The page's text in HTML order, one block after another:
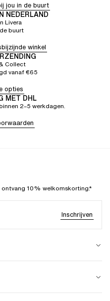
jou in de buurt
NEDERLAND
Livera
buurt
winkel
Collect
vanaf €65
opties
MET DHL
2–5 werkdagen.
10% welkomskorting.*
Inschrijven